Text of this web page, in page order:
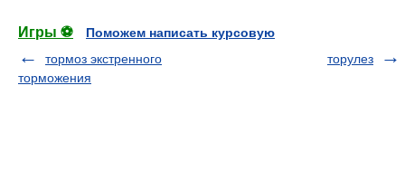
Игры ⚽
Поможем написать курсовую
тормоз экстренного
торможения
торулез